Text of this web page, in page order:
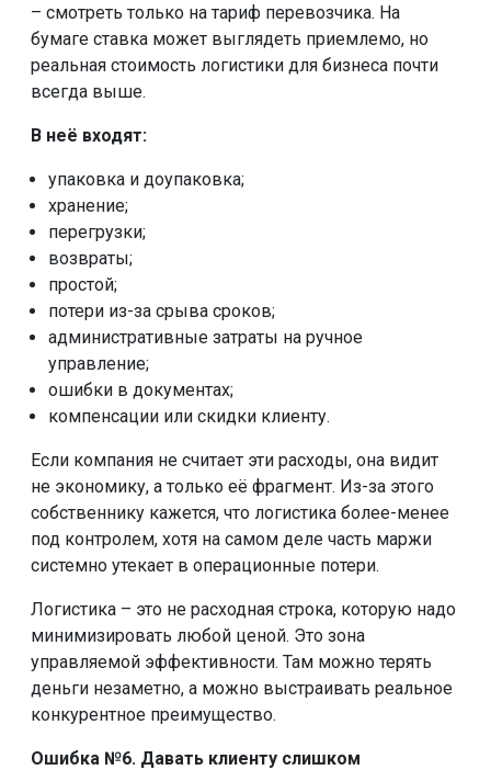
– смотреть только на тариф перевозчика. На
бумаге ставка может выглядеть приемлемо, но
реальная стоимость логистики для бизнеса почти
всегда выше.
В неё входят:
упаковка и доупаковка;
хранение;
перегрузки;
возвраты;
простой;
потери из-за срыва сроков;
административные затраты на ручное
управление;
ошибки в документах;
компенсации или скидки клиенту.
Если компания не считает эти расходы, она видит
не экономику, а только её фрагмент. Из-за этого
собственнику кажется, что логистика более-менее
под контролем, хотя на самом деле часть маржи
системно утекает в операционные потери.
Логистика – это не расходная строка, которую надо
минимизировать любой ценой. Это зона
управляемой эффективности. Там можно терять
деньги незаметно, а можно выстраивать реальное
конкурентное преимущество.
Ошибка №6. Давать клиенту слишком